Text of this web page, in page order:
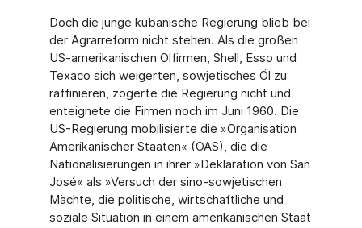
Doch die junge kubanische Regierung blieb bei
der Agrarreform nicht stehen. Als die großen
US-amerikanischen Ölfirmen, Shell, Esso und
Texaco sich weigerten, sowjetisches Öl zu
raffinieren, zögerte die Regierung nicht und
enteignete die Firmen noch im Juni 1960. Die
US-Regierung mobilisierte die »Organisation
Amerikanischer Staaten« (OAS), die die
Nationalisierungen in ihrer »Deklaration von San
José« als »Versuch der sino-sowjetischen
Mächte, die politische, wirtschaftliche und
soziale Situation in einem amerikanischen Staat